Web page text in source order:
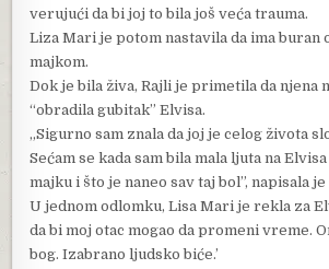
verujući da bi joj to bila još veća trauma.
Liza Mari je potom nastavila da ima buran
majkom.
Dok je bila živa, Rajli je primetila da njena
“obradila gubitak” Elvisa.
„Sigurno sam znala da joj je celog života
Sećam se kada sam bila mala ljuta na
majku i što je naneo sav taj bol”, napisala
U jednom odlomku, Lisa Mari je rekla za
da bi moj otac mogao da promeni vreme.
bog. Izabrano ljudsko biće.’